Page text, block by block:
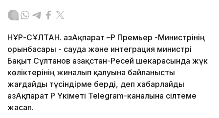
НҰР-СҰЛТАН. ҚазАқпарат –ҚР Премьер -Министрінің
орынбасары - сауда және интеграция министрі
Бақыт Сұлтанов Қазақстан-Ресей шекарасында жүк
көліктерінің жиналып қалуына байланысты
жағдайды түсіндірме берді, деп хабарлайды
ҚазАқпарат ҚР Үкіметі Telegram-каналына сілтеме
жасап.